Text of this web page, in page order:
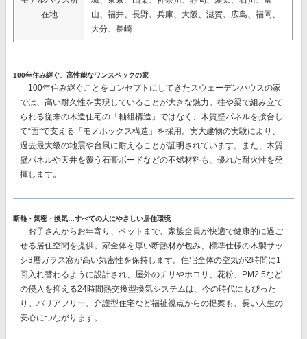
在地
山、福井、長野、兵庫、大阪、滋賀、広島、福岡、
大分、長崎
100年住み継ぐ、高性能なワンスペックの家
100年住み継ぐことをコンセプトにしてきたスウェーデンハウスの家
では、 高い耐久性を実現していることが大きな魅力。柱や梁で組み立て
られる従来の木造住宅の「軸組構造」ではなく、 木質壁パネルを接合し
て“面”で支える「モノボックス構造」を採用。 実大建物の実験により、
過去最大級の地震や台風に耐えることが証明されています。また、木質
壁パネルや天井を覆う石膏ボードなどの不燃材料も、優れた耐火性を発
揮します。
断熱・気密・換気…すべての人にやさしい居住環境
お子さんからお年寄り、ペットまで、家族全員が快適で健康的に過ご
せる居住空間を提供。家全体を厚い断熱材が包み、 標準仕様の木製サッ
シ3層ガラス窓が高い気密性を保持します。住宅全体の空気が2時間に1
回入れ替わるように設計され、屋外のチリやホコリ、花粉、PM2.5など
の侵入を抑える24時間熱交換型換気システムは、今の時代にもぴった
り。バリアフリー、介護型住宅など福祉視点からの提案も、長い人生の
安心につながります。